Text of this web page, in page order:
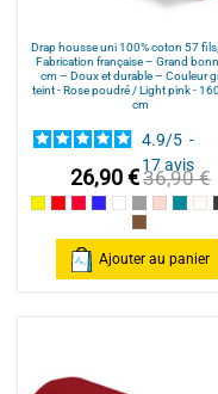
Drap housse uni 100% coton 57
Fabrication française – Grand
cm – Doux et durable – Couleur
teint - Rose poudré / Light pink -
cm
4.9/5 -
17avis
26,90 €36,90 €
JauneRouge / Red
Framboise / Fuschia
Marine
BlancGris souris
RoseBleu
Cannelle
Ajouter au panier